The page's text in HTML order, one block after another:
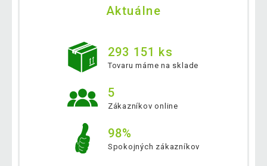
Aktuálne
293 151 ks
Tovaru máme na sklade
5
Zákazníkov online
98%
Spokojných zákazníkov